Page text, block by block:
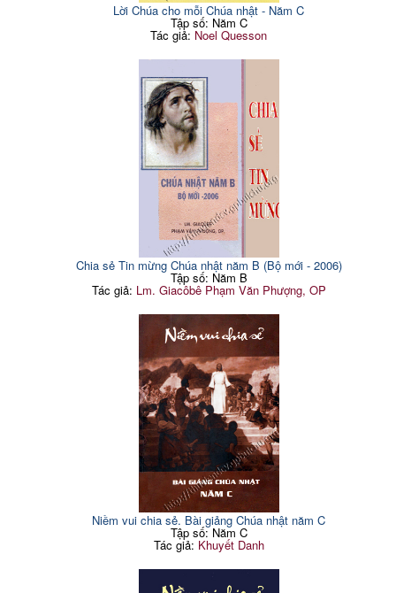
Lời Chúa cho mỗi Chúa nhật - Năm C
Tập số: Năm C
Tác giả: Noel Quesson
Chia sẻ Tin mừng Chúa nhật năm B (Bộ mới - 2006)
Tập số: Năm B
Tác giả: Lm. Giacôbê Phạm Văn Phượng, OP
Niềm vui chia sẻ. Bài giảng Chúa nhật năm C
Tập số: Năm C
Tác giả: Khuyết Danh